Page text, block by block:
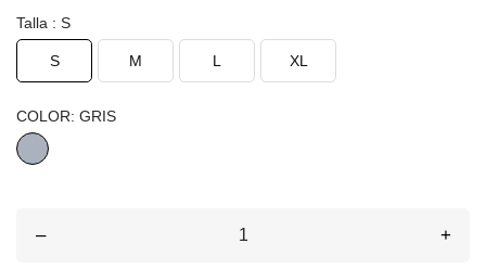
Talla : S
S M L XL
COLOR: GRIS
GRIS
– +